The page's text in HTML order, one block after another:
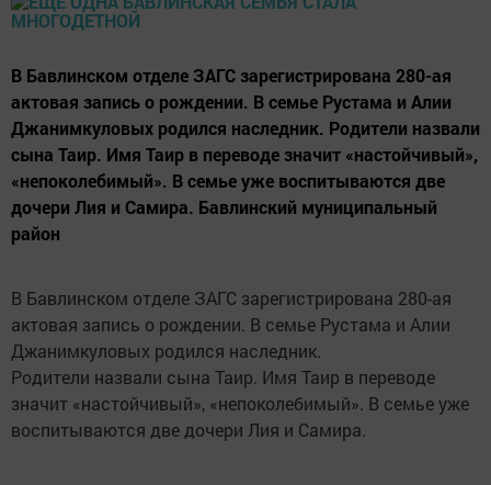
В Бавлинском отделе ЗАГС зарегистрирована 280-ая
актовая запись о рождении. В семье Рустама и Алии
Джанимкуловых родился наследник. Родители назвали
сына Таир. Имя Таир в переводе значит «настойчивый»,
«непоколебимый». В семье уже воспитываются две
дочери Лия и Самира. Бавлинский муниципальный
район
В Бавлинском отделе ЗАГС зарегистрирована 280-ая
актовая запись о рождении. В семье Рустама и Алии
Джанимкуловых родился наследник.
Родители назвали сына Таир. Имя Таир в переводе
значит «настойчивый», «непоколебимый». В семье уже
воспитываются две дочери Лия и Самира.